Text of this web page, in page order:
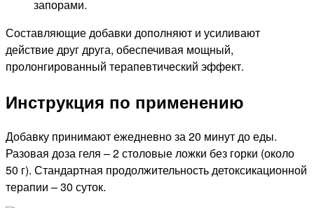
запорами.
Составляющие добавки дополняют и усиливают
действие друг друга, обеспечивая мощный,
пролонгированный терапевтический эффект.
Инструкция по применению
Добавку принимают ежедневно за 20 минут до еды.
Разовая доза геля – 2 столовые ложки без горки (около
50 г). Стандартная продолжительность детоксикационной
терапии – 30 суток.